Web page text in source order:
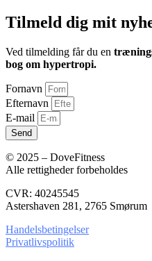
Tilmeld dig mit
Ved tilmelding får du en
bog om hypertropi.
Fornavn
Efternavn
E-mail
Send
© 2025 – DoveFitness
Alle rettigheder forbeholdes
CVR: 40245545
Astershaven 281, 2765 Smørum
Handelsbetingelser
Privatlivspolitik